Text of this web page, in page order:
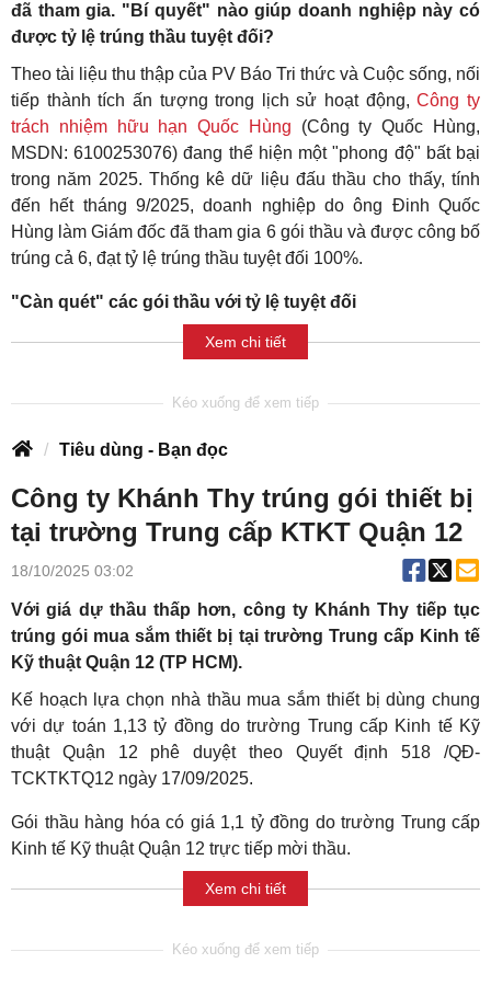
đã tham gia. "Bí quyết" nào giúp doanh nghiệp này có
được tỷ lệ trúng thầu tuyệt đối?
Theo tài liệu thu thập của PV Báo Tri thức và Cuộc sống, nối
tiếp thành tích ấn tượng trong lịch sử hoạt động,Công ty
trách nhiệm hữu hạn Quốc Hùng (Công ty Quốc Hùng,
MSDN: 6100253076) đang thể hiện một "phong độ" bất bại
trong năm 2025. Thống kê dữ liệu đấu thầu cho thấy, tính
đến hết tháng 9/2025, doanh nghiệp do ông Đinh Quốc
Hùng làm Giám đốc đã tham gia 6 gói thầu và được công bố
trúng cả 6, đạt tỷ lệ trúng thầu tuyệt đối 100%.
"Càn quét" các gói thầu với tỷ lệ tuyệt đối
Xem chi tiết
Tiêu dùng - Bạn đọc
Công ty Khánh Thy trúng gói thiết bị
tại trường Trung cấp KTKT Quận 12
18/10/2025 03:02
Với giá dự thầu thấp hơn, công ty Khánh Thy tiếp tục
trúng gói mua sắm thiết bị tại trường Trung cấp Kinh tế
Kỹ thuật Quận 12 (TP HCM).
Kế hoạch lựa chọn nhà thầu mua sắm thiết bị dùng chung
với dự toán 1,13 tỷ đồng do trường Trung cấp Kinh tế Kỹ
thuật Quận 12 phê duyệt theo Quyết định 518 /QĐ-
TCKTKTQ12 ngày 17/09/2025.
Gói thầu hàng hóa có giá 1,1 tỷ đồng do trường Trung cấp
Kinh tế Kỹ thuật Quận 12 trực tiếp mời thầu.
Xem chi tiết